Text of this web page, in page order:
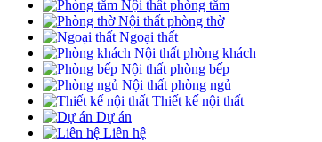
Nội thất phòng tắm
Nội thất phòng thờ
Ngoại thất
Nội thất phòng khách
Nội thất phòng bếp
Nội thất phòng ngủ
Thiết kế nội thất
Dự án
Liên hệ